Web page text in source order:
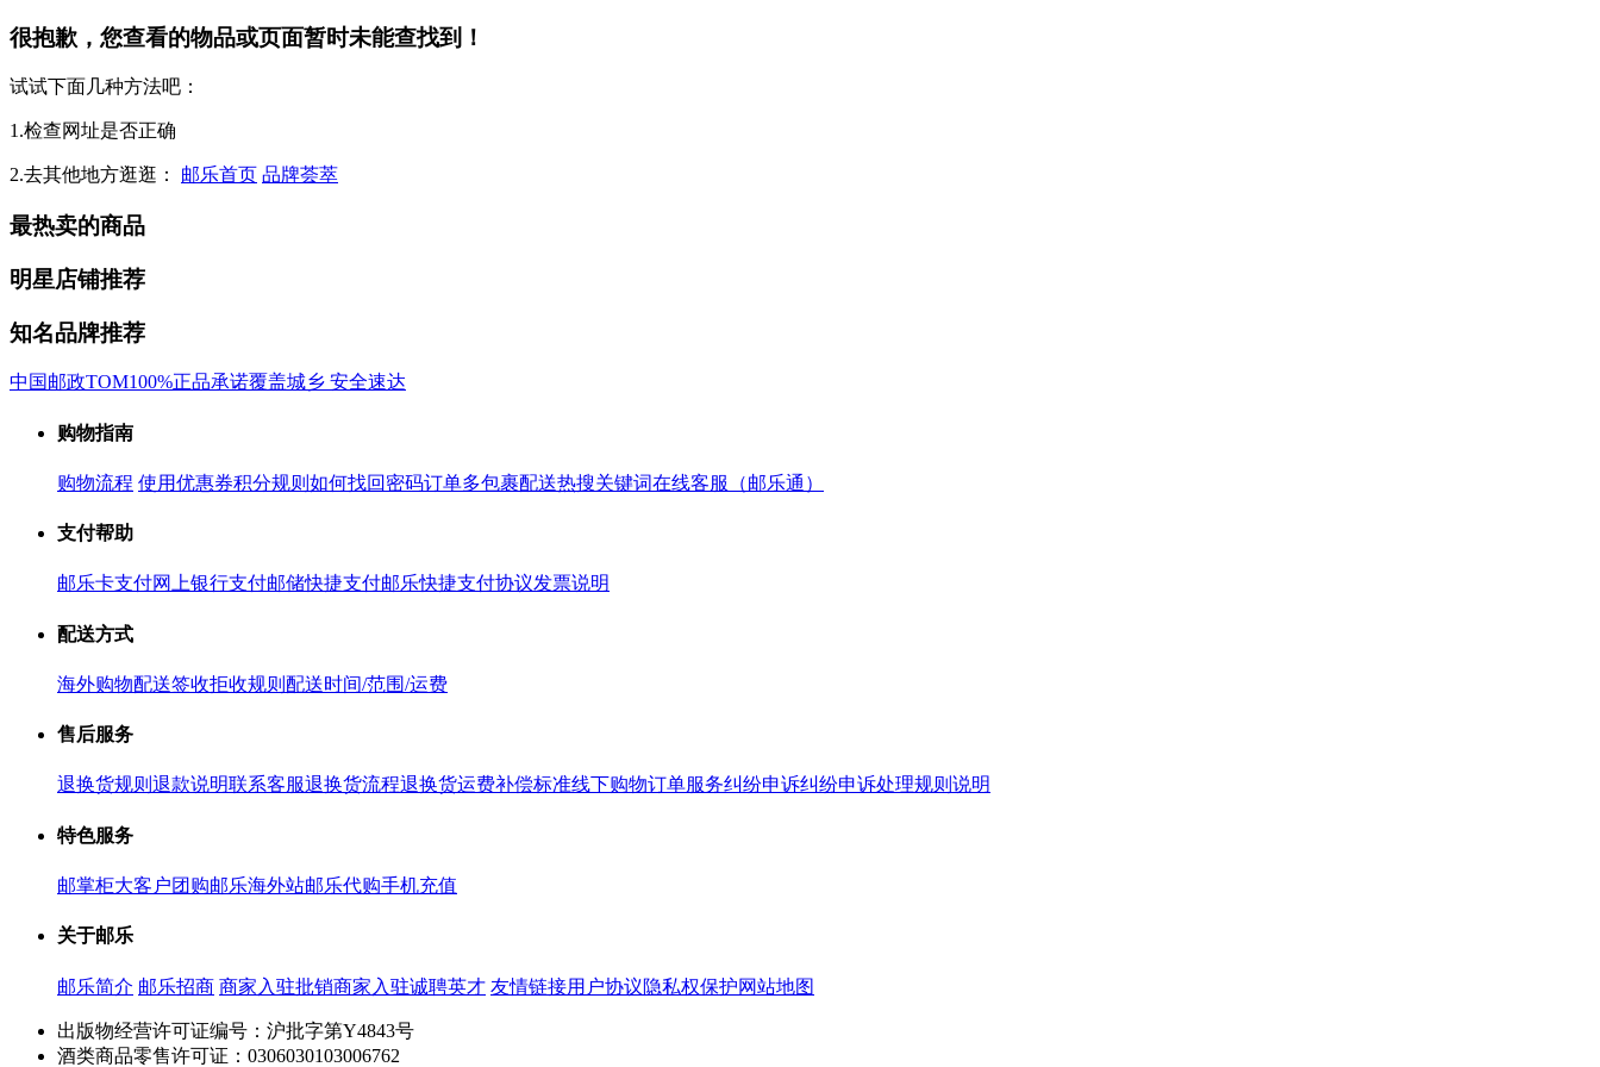
很抱歉，您查看的物品或页面暂时未能查找到！
试试下面几种方法吧：
1.检查网址是否正确
2.去其他地方逛逛： 邮乐首页 品牌荟萃
最热卖的商品
明星店铺推荐
知名品牌推荐
中国邮政TOM100%正品承诺覆盖城乡 安全速达
购物指南
购物流程 使用优惠券积分规则 如何找回密码订单多包裹配送热搜关键词在线客服（邮乐通）
支付帮助
邮乐卡支付网上银行支付邮储快捷支付邮乐快捷支付协议发票说明
配送方式
海外购物配送签收拒收规则 配送时间/范围/运费
售后服务
退换货规则 退款说明联系客服退换货流程退换货运费补偿标准线下购物订单服务纠纷申诉纠纷申诉处理规则说明
特色服务
邮掌柜大客户团购邮乐海外站邮乐代购手机充值
关于邮乐
邮乐简介 邮乐招商 商家入驻批销商家入驻诚聘英才 友情链接用户协议隐私权保护网站地图
出版物经营许可证编号：沪批字第Y4843号
酒类商品零售许可证：0306030103006762